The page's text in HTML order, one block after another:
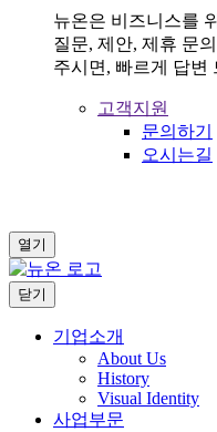
뉴온은 비즈니스를
질문, 제안, 제휴 문
주시면, 빠르게 답변
고객지원
문의하기
오시는길
열기
닫기
기업소개
About Us
History
Visual Identity
사업부문